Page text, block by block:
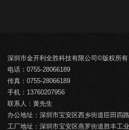
深圳市金开利全胜科技有限公司©版权所有
电话：0755-28066189
传真：0755-28066189
手机：13760207956
联系人：黄先生
办公地址：深圳市宝安区西乡街道臣田四
工厂地址：深圳市宝安区燕罗街道胜丰工